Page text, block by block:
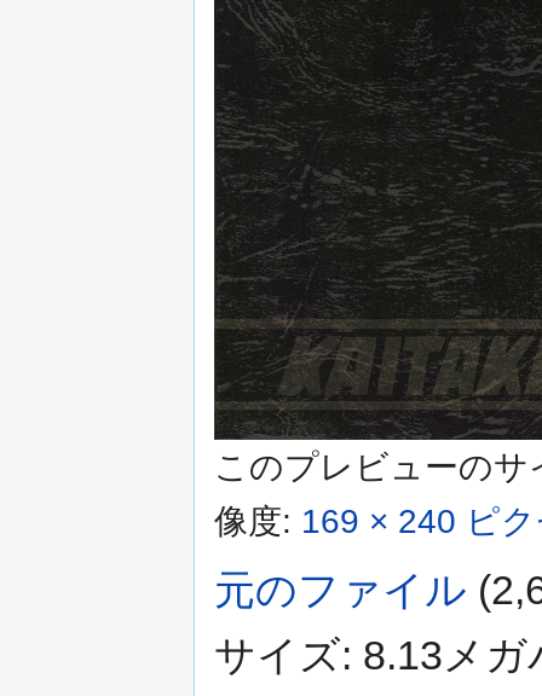
このプレビューの
像度: 169 × 240 ピ
元のファイル
サイズ: 8.13メ